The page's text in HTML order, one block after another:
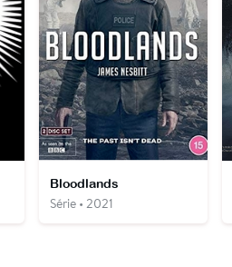
Bloodlands
Série • 2021